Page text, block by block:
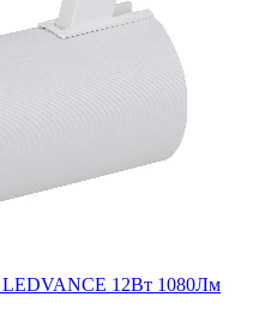
LEDVANCE 12Вт 1080Лм